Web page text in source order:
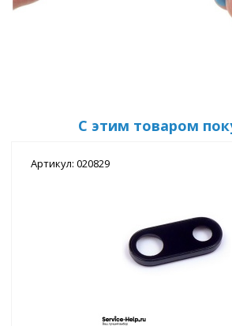
С этим товаром
Артикул: 020829